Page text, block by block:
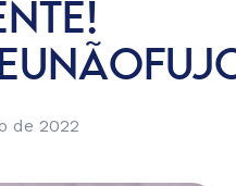
de 2022